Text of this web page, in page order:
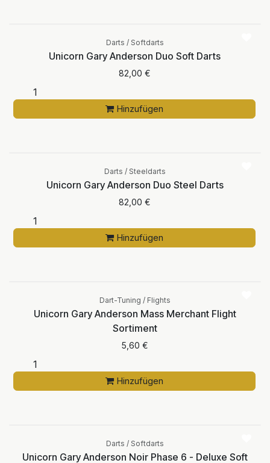
Darts / Softdarts
Unicorn Gary Anderson Duo Soft Darts
82,00 €
Hinzufügen
Darts / Steeldarts
Unicorn Gary Anderson Duo Steel Darts
82,00 €
Hinzufügen
Dart-Tuning / Flights
Unicorn Gary Anderson Mass Merchant Flight
Sortiment
5,60 €
Hinzufügen
Darts / Softdarts
Unicorn Gary Anderson Noir Phase 6 - Deluxe Soft